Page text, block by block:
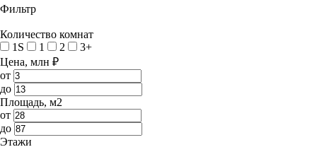
Фильтр
Количество комнат
1S
1 2
3+
Цена, млн ₽
от
до
Площадь, м2
от
до
Этажи